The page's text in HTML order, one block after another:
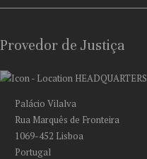
Provedor de Justiça
HEADQUARTERS
Palácio Vilalva
Rua Marquês de Fronteira
1069-452 Lisboa
Portugal